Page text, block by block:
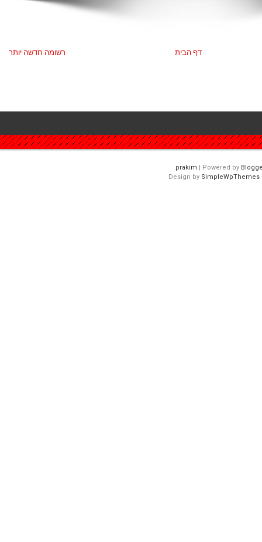
רשומה חדשה יותר דף הבית
| Powered by
Design by SimpleWpThemes